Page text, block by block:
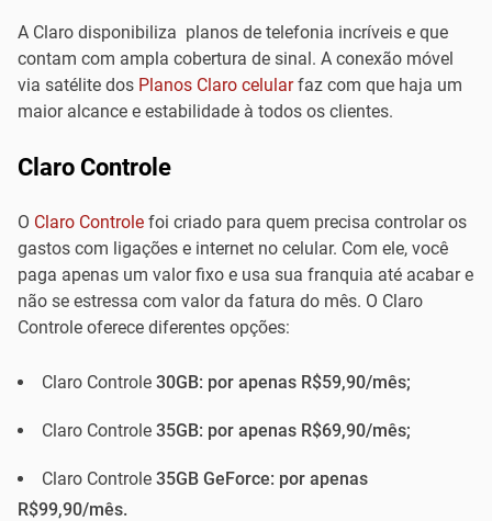
A Claro disponibiliza planos de telefonia incríveis e que
contam com ampla cobertura de sinal. A conexão móvel
via satélite dos Planos Claro celularfaz com que haja um
maior alcance e estabilidade à todos os clientes.
Claro Controle
O Claro Controle foi criado para quem precisa controlar os
gastos com ligações e internet no celular. Com ele, você
paga apenas um valor fixo e usa sua franquia até acabar e
não se estressa com valor da fatura do mês. O Claro
Controle oferece diferentes opções:
Claro Controle 30GB: por apenas R$59,90/mês;
Claro Controle 35GB: por apenas R$69,90/mês;
Claro Controle 35GB GeForce: por apenas
R$99,90/mês.